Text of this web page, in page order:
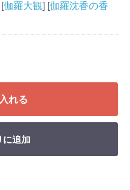
伽羅大観] [伽羅沈香の香
れる
に追加